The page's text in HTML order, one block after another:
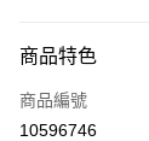
信用卡一次付款
超商取貨付款
商品特色
商品編號
10596746